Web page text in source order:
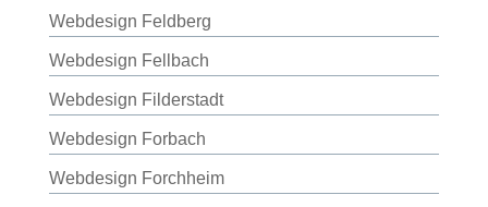
Webdesign Feldberg
Webdesign Fellbach
Webdesign Filderstadt
Webdesign Forbach
Webdesign Forchheim